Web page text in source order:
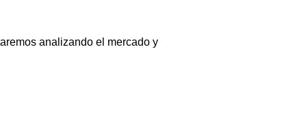
analizando el mercado y